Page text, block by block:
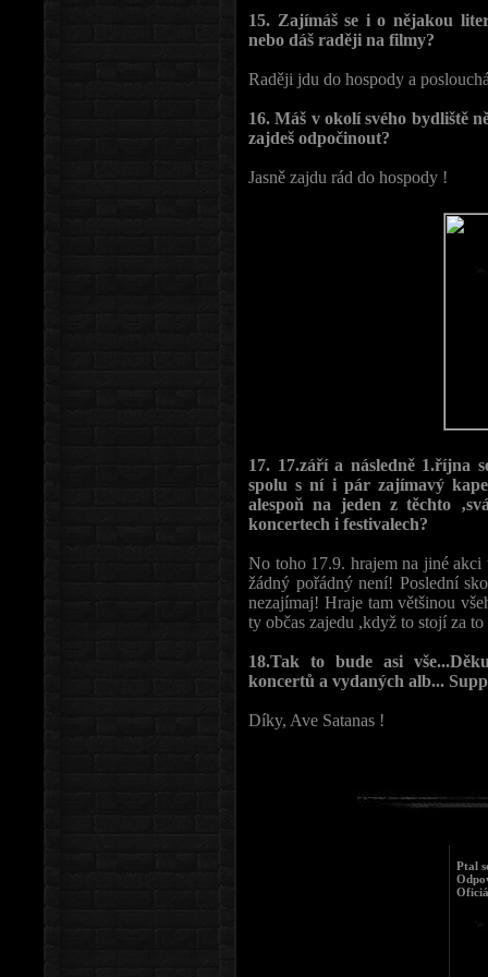
15. Zajímáš se i o nějakou
nebo dáš raději na filmy?
Raději jdu do hospody a
16. Máš v okolí svého bydliště
zajdeš odpočinout?
Jasně zajdu rád do hospody !
17. 17.září a následně 1.října
spolu s ní i pár zajímavý
alespoň na jeden z těchto
koncertech i festivalech?
No toho 17.9. hrajem na jiné akci
žádný pořádný není! Poslední
nezajímaj! Hraje tam většinou
ty občas zajedu ,když to stojí za to
18.Tak to bude asi
koncertů a vydaných alb...
Díky, Ave Satanas !
Ptal